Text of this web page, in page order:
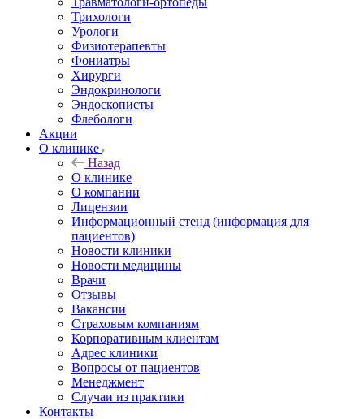
Трихологи
Урологи
Физиотерапевты
Фониатры
Хирурги
Эндокринологи
Эндоскописты
Флебологи
Акции
О клинике
Назад
О клинике
О компании
Лицензии
Информационный стенд (информация для
пациентов)
Новости клиники
Новости медицины
Врачи
Отзывы
Вакансии
Страховым компаниям
Корпоративным клиентам
Адрес клиники
Вопросы от пациентов
Менеджмент
Случаи из практики
Контакты